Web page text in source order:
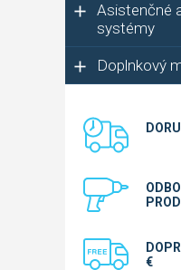
Asistenčné
systémy
Doplnkový
€